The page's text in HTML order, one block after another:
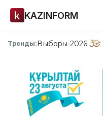
KAZINFORM
Тренды:Выборы-2026